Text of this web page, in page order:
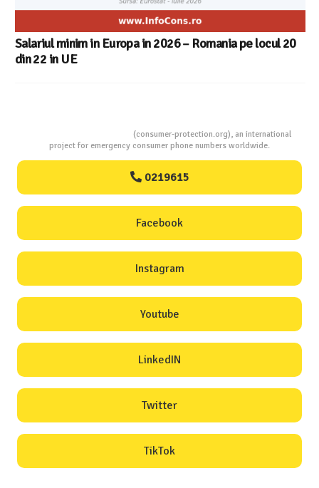
(consumer-protection.org), an international
project for emergency consumer phone numbers worldwide.
0219615
Facebook
Instagram
Youtube
LinkedIN
Twitter
TikTok